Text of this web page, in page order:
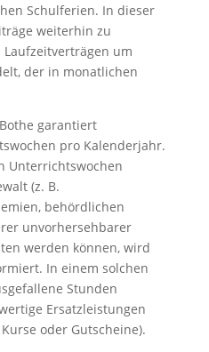
Schulferien. In dieser
weiterhin zu
um
der in monatlichen
garantiert
pro Kalenderjahr.
Unterrichtswochen
(z. B.
behördlichen
unvorhersehbarer
werden können, wird
In einem solchen
Stunden
Ersatzleistungen
oder Gutscheine).